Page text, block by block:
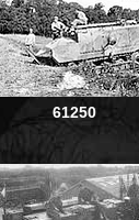
61250